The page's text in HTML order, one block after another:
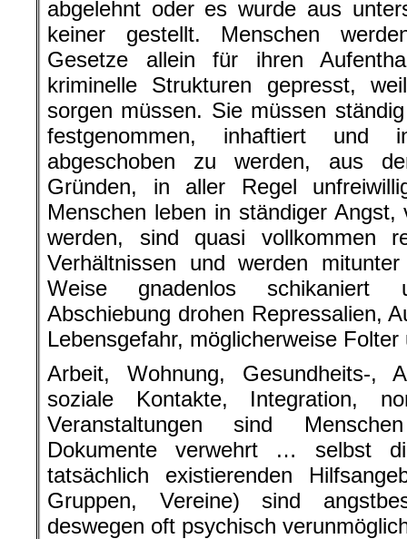
abgelehnt oder es wurde aus
keiner gestellt. Menschen
Gesetze allein für ihren
kriminelle Strukturen gepresst,
sorgen müssen. Sie müssen
festgenommen, inhaftiert und
abgeschoben zu werden, aus
Gründen, in aller Regel
Menschen leben in ständiger
werden, sind quasi vollkommen
Verhältnissen und werden
Weise gnadenlos schikaniert
Abschiebung drohen Repressalien,
Lebensgefahr, möglicherweise Folter
Arbeit, Wohnung, Gesundheits-,
soziale Kontakte, Integration,
Veranstaltungen sind
Dokumente verwehrt … selbst
tatsächlich existierenden
Gruppen, Vereine) sind
deswegen oft psychisch